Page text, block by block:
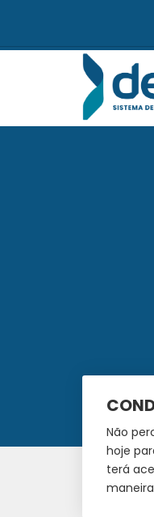
Não
hoje
terá